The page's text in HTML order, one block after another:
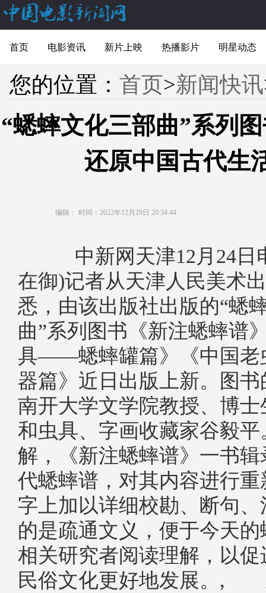
首页 电影资讯 新片上映 热播影片 明星动态
您的位置： 首页>新闻快讯
“蟋蟀文化三部曲”系列
还原中国古代生
编辑： 时间：2022年12月29日 20:34:44
中新网天津12月24日
在御)记者从天津人民美术
悉，由该出版社出版的“蟋
曲”系列图书《新注蟋蟀谱
具——蟋蟀罐篇》《中国
器篇》近日出版上新。图
南开大学文学院教授、博
和虫具、字画收藏家谷
解，《新注蟋蟀谱》一书
代蟋蟀谱，对其内容进行
字上加以详细校勘、断句
的是疏通文义，便于今天
相关研究者阅读理解，以
民俗文化更好地发展。,